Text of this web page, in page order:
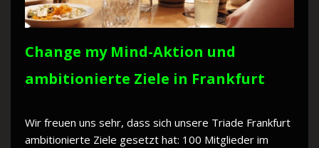
Change my Mind-Aktion und
ambitionierte Ziele in Frankfurt
Wir freuen uns sehr, dass sich unsere Triade Frankfurt
ambitionierte Ziele gesetzt hat: 100 Mitglieder im